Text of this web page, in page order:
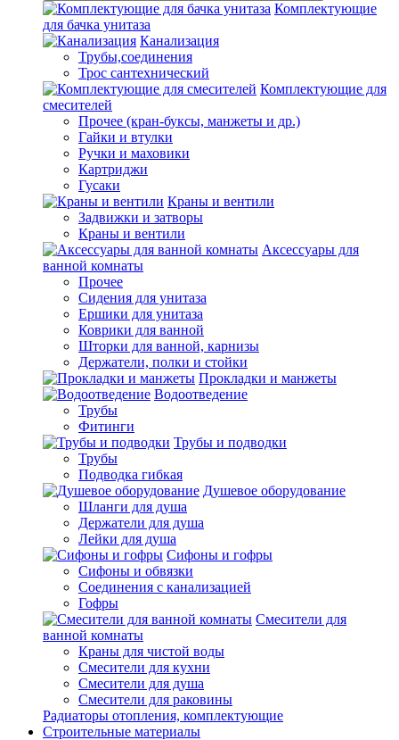
Комплектующие
для бачка унитаза
Канализация
Трубы,соединения
Трос сантехнический
Комплектующие для
смесителей
Прочее (кран-буксы, манжеты и др.)
Гайки и втулки
Ручки и маховики
Картриджи
Гусаки
Краны и вентили
Задвижки и затворы
Краны и вентили
Аксессуары для
ванной комнаты
Прочее
Сидения для унитаза
Ершики для унитаза
Коврики для ванной
Шторки для ванной, карнизы
Держатели, полки и стойки
Прокладки и манжеты
Водоотведение
Трубы
Фитинги
Трубы и подводки
Трубы
Подводка гибкая
Душевое оборудование
Шланги для душа
Держатели для душа
Лейки для душа
Сифоны и гофры
Сифоны и обвязки
Соединения с канализацией
Гофры
Смесители для
ванной комнаты
Краны для чистой воды
Смесители для кухни
Смесители для душа
Смесители для раковины
Радиаторы отопления, комплектующие
Строительные материалы